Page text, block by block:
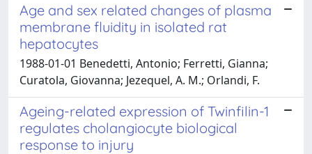
Age and sex related changes of plasma
membrane fluidity in isolated rat
hepatocytes
1988-01-01 Benedetti, Antonio; Ferretti, Gianna;
Curatola, Giovanna; Jezequel, A. M.; Orlandi, F.
Ageing-related expression of Twinfilin-1
regulates cholangiocyte biological
response to injury